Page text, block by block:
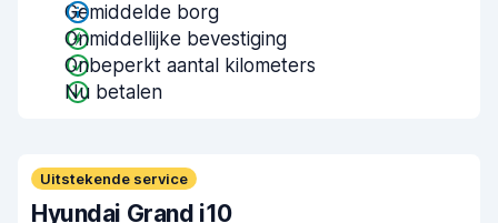
Gemiddelde borg
Onmiddellijke bevestiging
Onbeperkt aantal kilometers
Nu betalen
Uitstekende service
Hyundai Grand i10